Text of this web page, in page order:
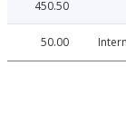
50.00